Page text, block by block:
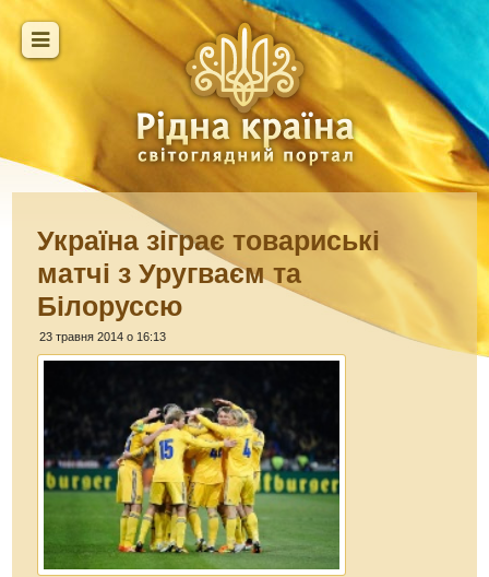
Україна зіграє товариські
матчі з Уругваєм та
Білоруссю
23 травня 2014 о 16:13